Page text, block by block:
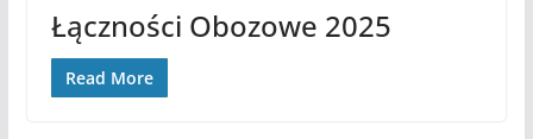
Łączności Obozowe 2025
Read More